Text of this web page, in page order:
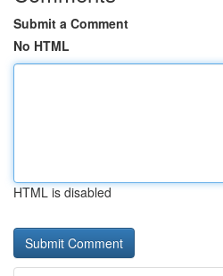
Submit a Comment
No HTML
HTML is disabled